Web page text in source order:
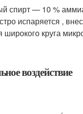
спирт — 10 %
испаряется ,
широкого круга
воздействие